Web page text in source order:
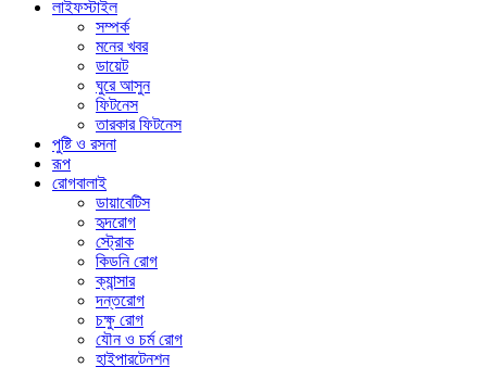
লাইফস্টাইল
সম্পর্ক
মনের খবর
ডায়েট
ঘুরে আসুন
ফিটনেস
তারকার ফিটনেস
পুষ্টি ও রসনা
রূপ
রোগবালাই
ডায়াবেটিস
হৃদরোগ
স্ট্রোক
কিডনি রোগ
ক্যান্সার
দন্তরোগ
চক্ষু রোগ
যৌন ও চর্ম রোগ
হাইপারটেনশন